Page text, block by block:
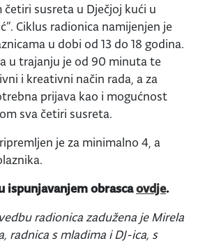
susreta u Dječjoj kući u
Ciklus radionica namijenjen je
u dobi od 13 do 18 godina.
u trajanju je od 90 minuta te
i kreativni način rada, a za
prijava kao i mogućnost
sva četiri susreta.
je za minimalno 4, a
ispunjavanjem obrascaovdje.
radionica zadužena je Mirela
radnica s mladima i DJ-ica, s